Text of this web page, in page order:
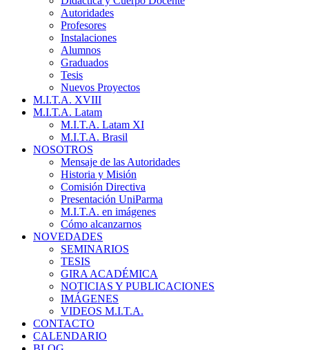
Autoridades
Profesores
Instalaciones
Alumnos
Graduados
Tesis
Nuevos Proyectos
M.I.T.A. XVIII
M.I.T.A. Latam
M.I.T.A. Latam XI
M.I.T.A. Brasil
NOSOTROS
Mensaje de las Autoridades
Historia y Misión
Comisión Directiva
Presentación UniParma
M.I.T.A. en imágenes
Cómo alcanzarnos
NOVEDADES
SEMINARIOS
TESIS
GIRA ACADÉMICA
NOTICIAS Y PUBLICACIONES
IMÁGENES
VIDEOS M.I.T.A.
CONTACTO
CALENDARIO